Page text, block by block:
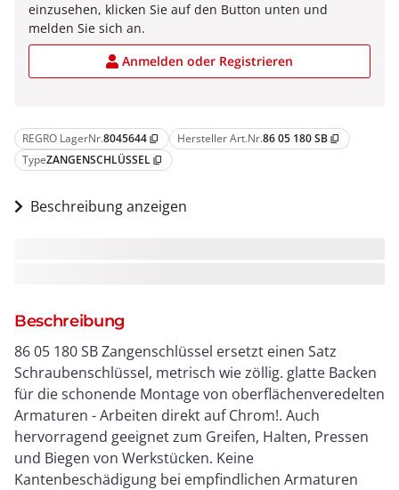
REGRO LagerNr.8045644 content_copy Hersteller Art.Nr.86 05 180 SB content_copy
TypeZANGENSCHLÜSSEL content_copy
Beschreibung anzeigen
Beschreibung
86 05 180 SB Zangenschlüssel ersetzt einen Satz
Schraubenschlüssel, metrisch wie zöllig. glatte Backen
für die schonende Montage von oberflächenveredelten
Armaturen - Arbeiten direkt auf Chrom!. Auch
hervorragend geeignet zum Greifen, Halten, Pressen
und Biegen von Werkstücken. Keine
Kantenbeschädigung bei empfindlichen Armaturen
einzusehen, klicken Sie auf den Button unten und
melden Sie sich an.
Anmelden oder Registrieren